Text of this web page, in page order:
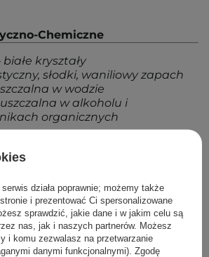
Chemiczne
białe kryształy
słodki, waniliowy zapach
w wodzie
w alkoholu i
organicznych
Wrzesień 2020
działa poprawnie; możemy także
i prezentować Ci spersonalizowane
sprawdzić, jakie dane i w jakim celu są
nas, jak i naszych partnerów. Możesz
i komu zezwalasz na przetwarzanie
danymi funkcjonalnymi). Zgodę